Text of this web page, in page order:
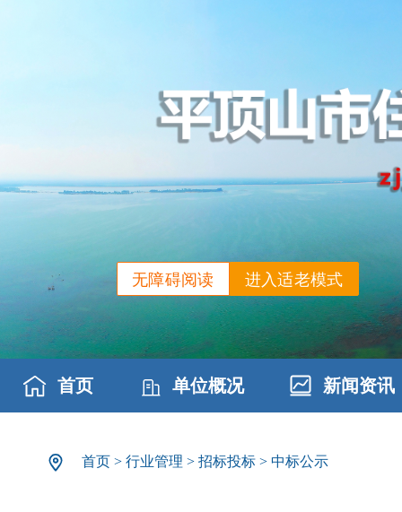
进入适老模式
无障碍阅读
首页 单位概况 新闻资讯
首页 > 行业管理 > 招标投标 > 中标公示